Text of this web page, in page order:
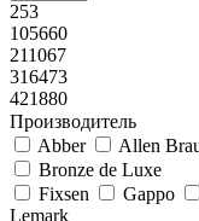
253
105660
211067
316473
421880
Производитель
Abber
Allen
Bronze de Luxe
Fixsen
Gappo
Lemark